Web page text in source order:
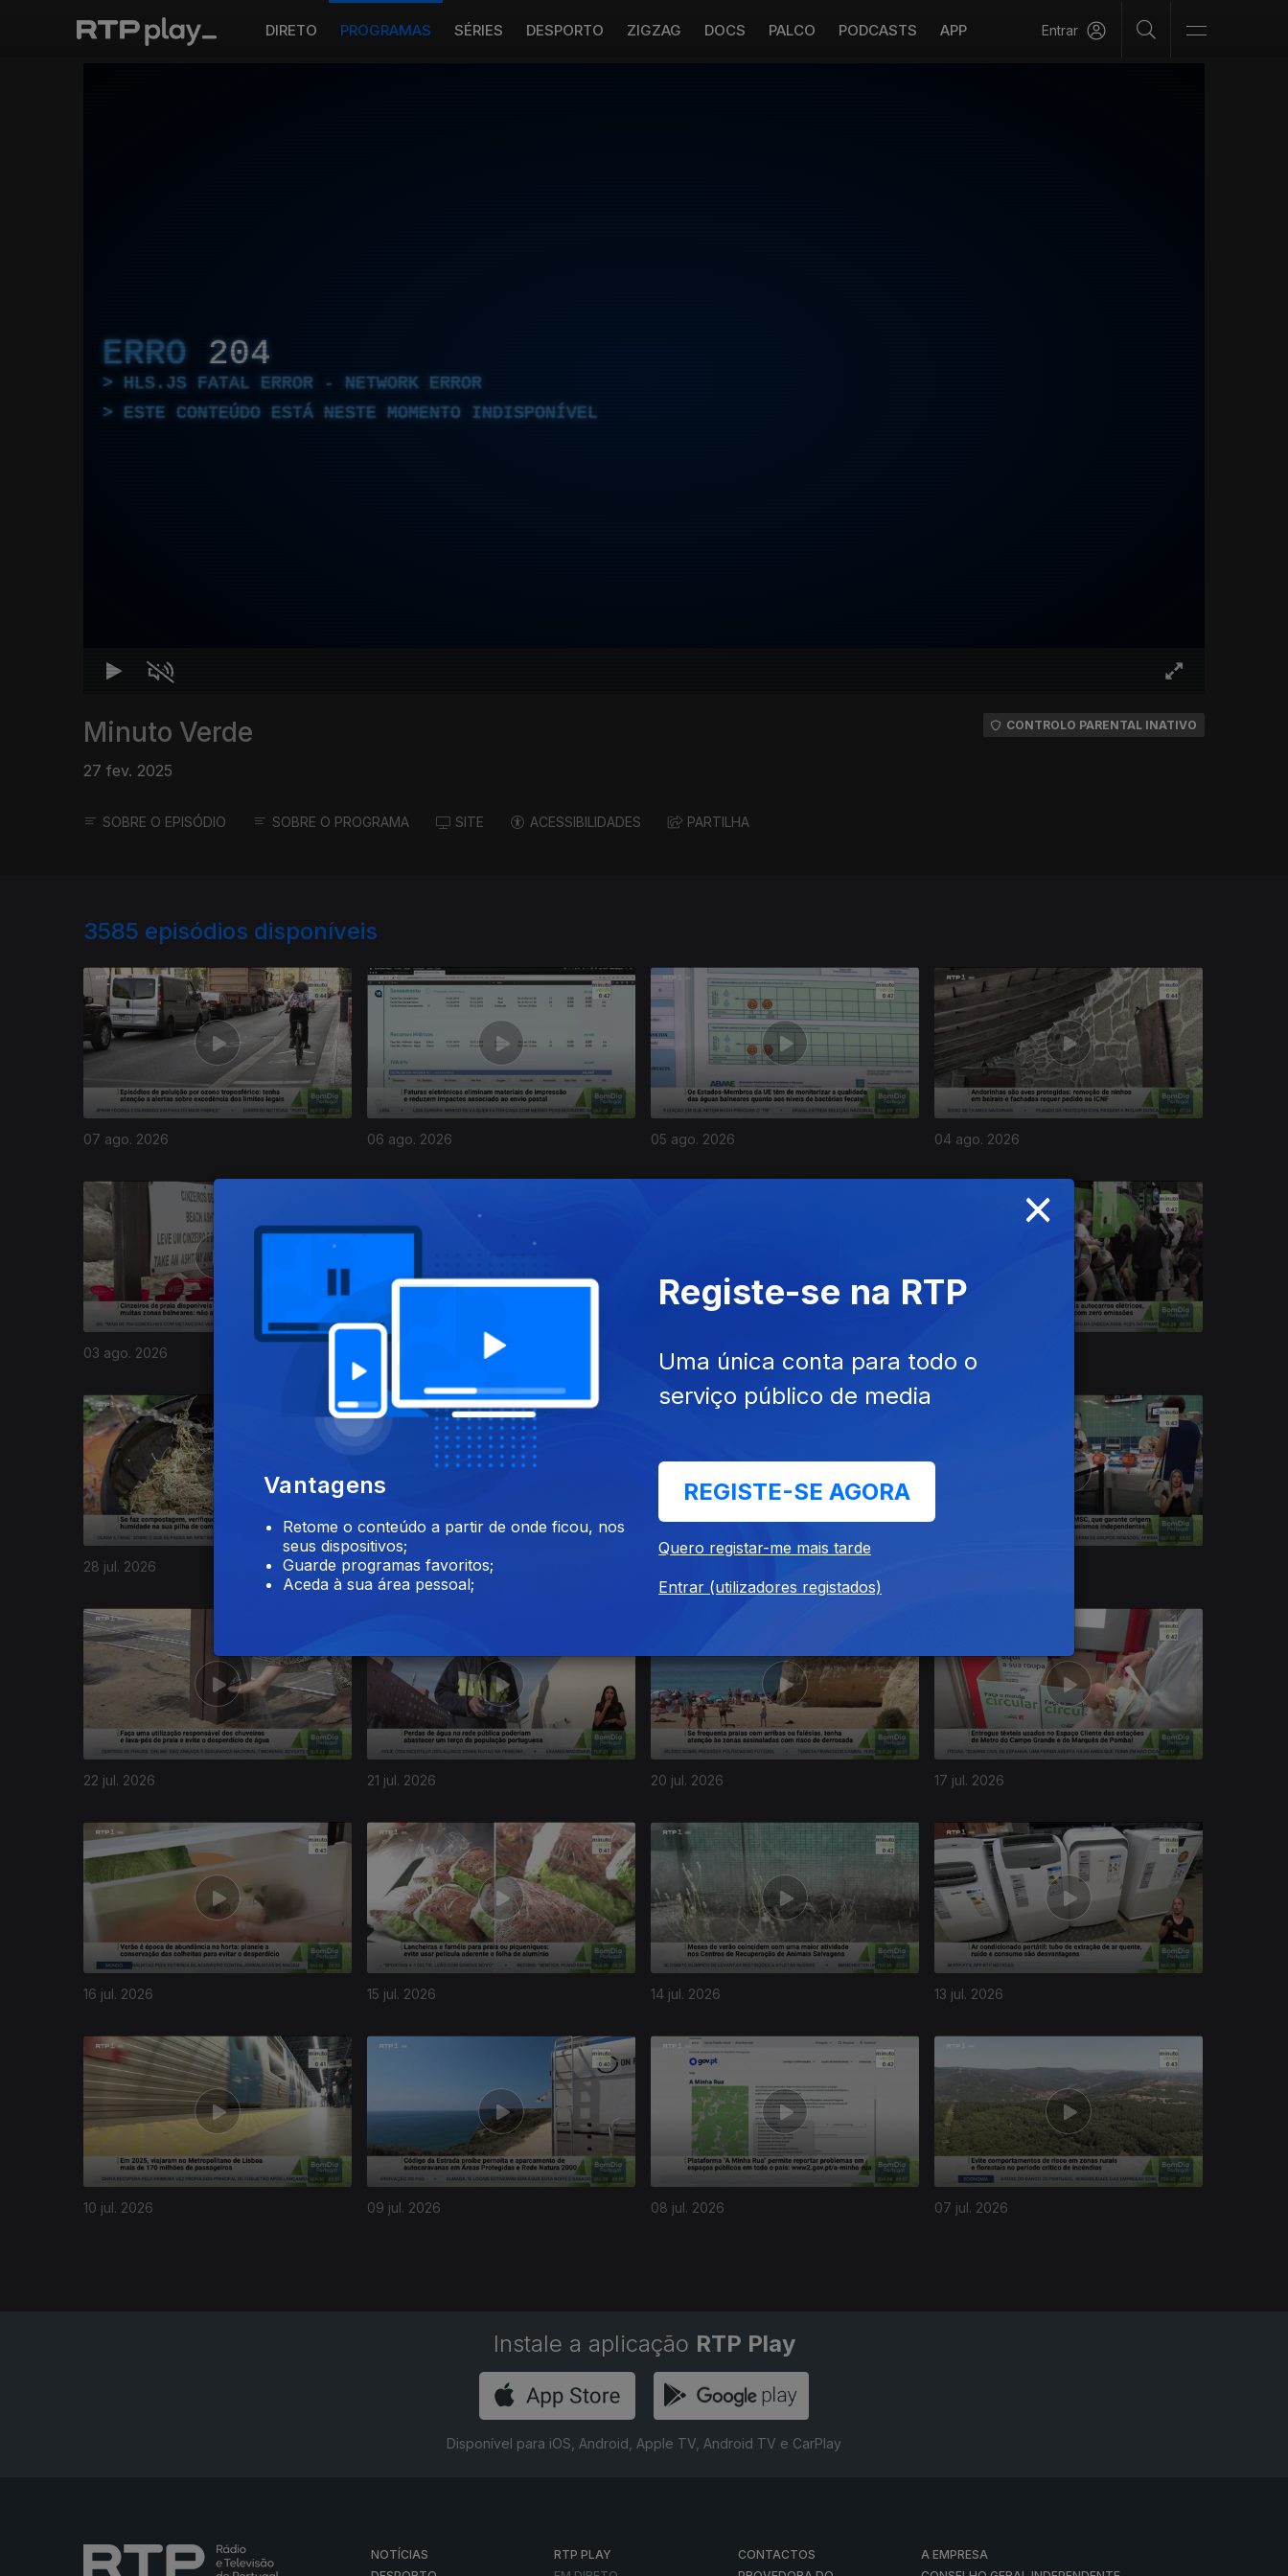
DIRETO PROGRAMAS SÉRIES DESPORTO ZIGZAG DOCS PALCO PODCASTS APP Entrar
ERRO 204
HLS.JS FATAL ERROR - NETWORK ERROR
ESTE CONTEÚDO ESTÁ NESTE MOMENTO INDISPONÍVEL
Minuto Verde
27 fev. 2025
CONTROLO PARENTAL INATIVO
SOBRE O EPISÓDIO SOBRE O PROGRAMA SITE ACESSIBILIDADES PARTILHA
3585 episódios disponíveis
07 ago. 2026 06 ago. 2026 05 ago. 2026 04 ago. 2026
03 ago. 2026 30 jul. 2026 29 jul. 2026
28 jul. 2026 27 jul. 2026
944470
22 jul. 2026 21 jul. 2026 20 jul. 2026 17 jul. 2026
16 jul. 2026 15 jul. 2026 14 jul. 2026 13 jul. 2026
10 jul. 2026 09 jul. 2026 08 jul. 2026 07 jul. 2026
941061
Instale a aplicação RTP Play
Disponível para iOS, Android, Apple TV, Android TV e CarPlay
NOTÍCIAS
RTP PLAY
CONTACTOS
A EMPRESA
×
Vantagens
Retome o conteúdo a partir de onde ficou, nos
seus dispositivos;
Guarde programas favoritos;
Aceda à sua área pessoal;
Registe-se na RTP
Uma única conta para todo o
serviço público de media
REGISTE-SE AGORA
Quero registar-me mais tarde
Entrar (utilizadores registados)